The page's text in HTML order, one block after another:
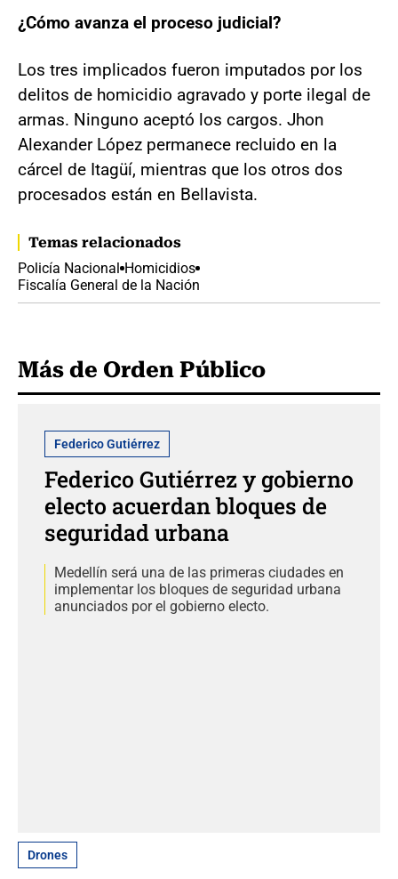
¿Cómo avanza el proceso judicial?
Los tres implicados fueron imputados por los
delitos de homicidio agravado y porte ilegal de
armas. Ninguno aceptó los cargos. Jhon
Alexander López permanece recluido en la
cárcel de Itagüí, mientras que los otros dos
procesados están en Bellavista.
Temas relacionados
Policía Nacional Homicidios
Fiscalía General de la Nación
Más de Orden Público
Federico Gutiérrez
Federico Gutiérrez y gobierno
electo acuerdan bloques de
seguridad urbana
Medellín será una de las primeras ciudades en
implementar los bloques de seguridad urbana
anunciados por el gobierno electo.
Drones